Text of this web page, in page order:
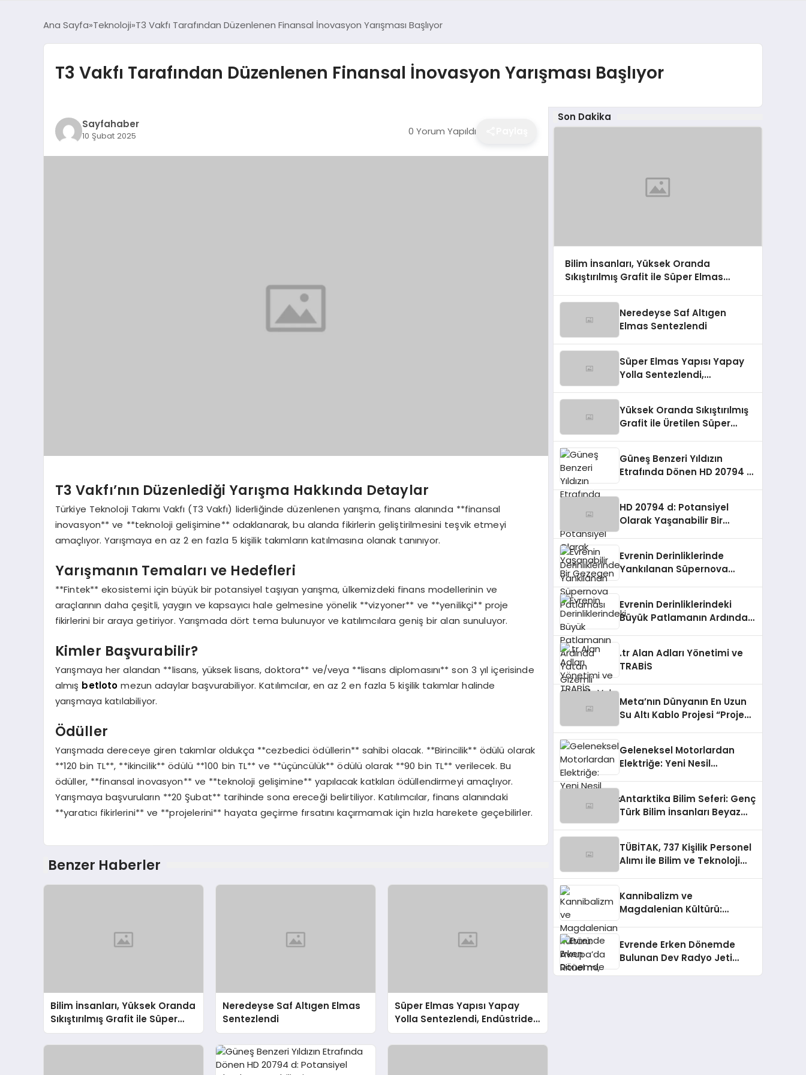
Ana Sayfa Teknoloji T3 Vakfı Tarafından Düzenlenen Finansal İnovasyon Yarışması Başlıyor
T3 Vakfı Tarafından Düzenlenen Finansal İnovasyon Yarışması Başlıyor
Sayfahaber
10 Şubat 2025 0 Yorum Yapıldı
T3 Vakfı’nın Düzenlediği Yarışma Hakkında Detaylar
Türkiye Teknoloji Takımı Vakfı (T3 Vakfı) liderliğinde düzenlenen yarışma, finans alanında **finansal
inovasyon** ve **teknoloji gelişimine** odaklanarak, bu alanda fikirlerin geliştirilmesini teşvik etmeyi
amaçlıyor. Yarışmaya en az 2 en fazla 5 kişilik takımların katılmasına olanak tanınıyor.
Yarışmanın Temaları ve Hedefleri
**Fintek** ekosistemi için büyük bir potansiyel taşıyan yarışma, ülkemizdeki finans modellerinin ve
araçlarının daha çeşitli, yaygın ve kapsayıcı hale gelmesine yönelik **vizyoner** ve **yenilikçi** proje
fikirlerini bir araya getiriyor. Yarışmada dört tema bulunuyor ve katılımcılara geniş bir alan sunuluyor.
Kimler Başvurabilir?
Yarışmaya her alandan **lisans, yüksek lisans, doktora** ve/veya **lisans diplomasını** son 3 yıl içerisinde
almış betloto mezun adaylar başvurabiliyor. Katılımcılar, en az 2 en fazla 5 kişilik takımlar halinde
yarışmaya katılabiliyor.
Ödüller
Yarışmada dereceye giren takımlar oldukça **cezbedici ödüllerin** sahibi olacak. **Birincilik** ödülü olarak
**120 bin TL**, **ikincilik** ödülü **100 bin TL** ve **üçüncülük** ödülü olarak **90 bin TL** verilecek. Bu
ödüller, **finansal inovasyon** ve **teknoloji gelişimine** yapılacak katkıları ödüllendirmeyi amaçlıyor.
Yarışmaya başvuruların **20 Şubat** tarihinde sona ereceği belirtiliyor. Katılımcılar, finans alanındaki
**yaratıcı fikirlerini** ve **projelerini** hayata geçirme fırsatını kaçırmamak için hızla harekete geçebilirler.
Benzer Haberler
Bilim İnsanları, Yüksek Oranda
Sıkıştırılmış Grafit ile Süper
Elmas Üretmeyi Başardı
Neredeyse Saf Altıgen Elmas
Sentezlendi
Süper Elmas Yapısı Yapay
Yolla Sentezlendi, Endüstride
Devrim Yaratabilir!
Son Dakika
Bilim İnsanları, Yüksek Oranda
Sıkıştırılmış Grafit ile Süper Elmas
Neredeyse Saf Altıgen
Elmas Sentezlendi
Süper Elmas Yapısı Yapay
Yolla Sentezlendi,
Yüksek Oranda Sıkıştırılmış
Grafit ile Üretilen Süper
Güneş Benzeri Yıldızın
Etrafında Dönen HD 20794 d:
HD 20794 d: Potansiyel
Olarak Yaşanabilir Bir
Evrenin Derinliklerinde
Yankılanan Süpernova
Evrenin Derinliklerindeki
Büyük Patlamanın Ardında
.tr Alan Adları Yönetimi ve
TRABİS
Meta’nın Dünyanın En Uzun
Su Altı Kablo Projesi “Project
Geleneksel Motorlardan
Elektriğe: Yeni Nesil
Antarktika Bilim Seferi: Genç
Türk Bilim İnsanları Beyaz
TÜBİTAK, 737 Kişilik Personel
Alımı İle Bilim ve Teknoloji
Kannibalizm ve
Magdalenian Kültürü:
Evrende Erken Dönemde
Bulunan Dev Radyo Jeti